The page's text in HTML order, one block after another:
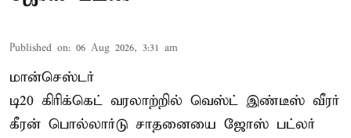
Published on: 06 Aug 2026, 3:31 am
மான்செஸ்டர்
டி20 கிரிக்கெட் வரலாற்றில் வெஸ்ட் இண்டீஸ் வீரர்
கீரன் பொல்லார்டு சாதனையை ஜோஸ் பட்லர்